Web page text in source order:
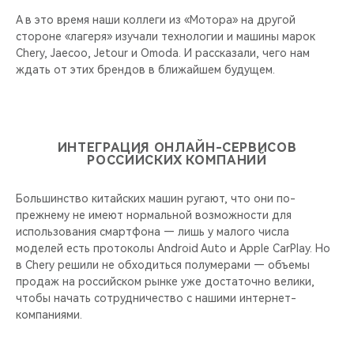
А в это время наши коллеги из «Мотора» на другой
стороне «лагеря» изучали технологии и машины марок
Chery, Jaecoo, Jetour и Omoda. И рассказали, чего нам
ждать от этих брендов в ближайшем будущем.
ИНТЕГРАЦИЯ ОНЛАЙН-СЕРВИСОВ
РОССИЙСКИХ КОМПАНИЙ
Большинство китайских машин ругают, что они по-
прежнему не имеют нормальной возможности для
использования смартфона — лишь у малого числа
моделей есть протоколы Android Auto и Apple CarPlay. Но
в Chery решили не обходиться полумерами — объемы
продаж на российском рынке уже достаточно велики,
чтобы начать сотрудничество с нашими интернет-
компаниями.